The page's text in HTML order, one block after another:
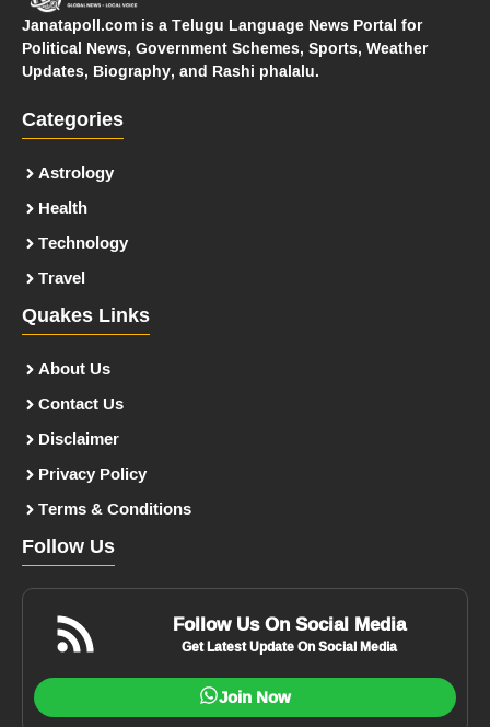
Janatapoll.com is a Telugu Language News Portal for
Political News, Government Schemes, Sports, Weather
Updates, Biography, and Rashi phalalu.
Categories
Astrology
Health
Technology
Travel
Quakes Links
About Us
Contact Us
Disclaimer
Privacy Policy
Terms & Conditions
Follow Us
Follow Us On Social Media
Get Latest Update On Social Media
Join Now